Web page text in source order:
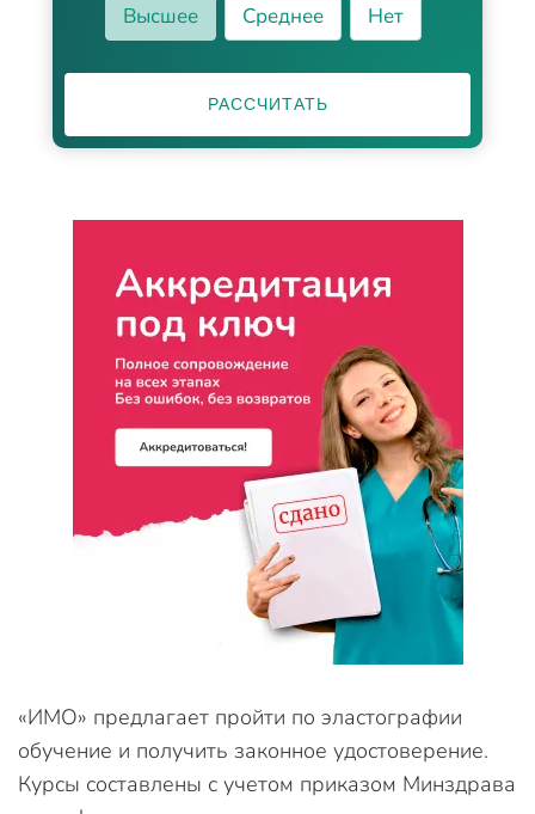
Высшее
Среднее Нет
РАССЧИТАТЬ
«ИМО» предлагает пройти по эластографии
обучение и получить законное удостоверение.
Курсы составлены с учетом приказом Минздрава